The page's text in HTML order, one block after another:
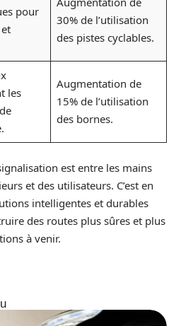
pour
30% de l’utilisation
des pistes cyclables.
les
Augmentation de
15% de l’utilisation
des bornes.
est entre les mains
et des utilisateurs. C’est en
intelligentes et durables
des routes plus sûres et plus
à venir.